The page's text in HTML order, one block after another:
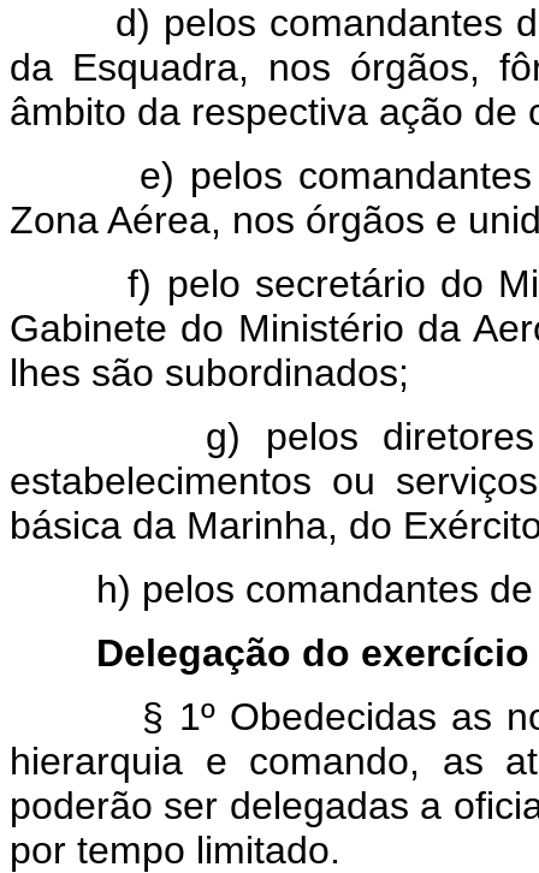
d) pelos comandantes de
da Esquadra, nos órgãos,
âmbito da respectiva ação de
e) pelos comandantes
Zona Aérea, nos órgãos e
f) pelo secretário do
Gabinete do Ministério da
lhes são subordinados;
g) pelos diretores e
estabelecimentos ou
básica da Marinha, do
h) pelos comandantes de
Delegação do exercício
§ 1º Obedecidas as
hierarquia e comando, as
poderão ser delegadas a
por tempo limitado.